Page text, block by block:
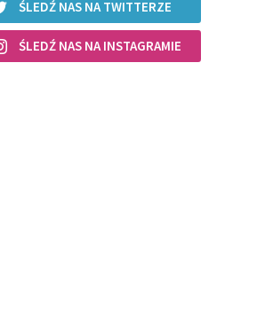
ŚLEDŹ NAS NA TWITTERZE
ŚLEDŹ NAS NA INSTAGRAMIE